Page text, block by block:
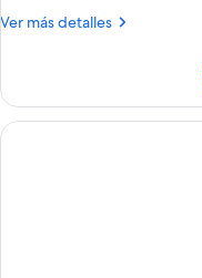
Marina
Adults)
Ver más detalles
Más
2
Bedrooms
Marina